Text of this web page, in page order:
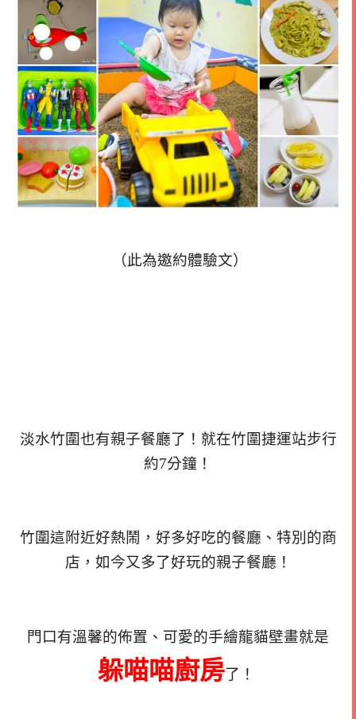
（此為邀約體驗文）
淡水竹圍也有親子餐廳了！就在竹圍捷運站步行
約7分鐘！
竹圍這附近好熱鬧，好多好吃的餐廳、特別的商
店，如今又多了好玩的親子餐廳！
門口有溫馨的佈置、可愛的手繪龍貓壁畫就是
躲喵喵廚房了！